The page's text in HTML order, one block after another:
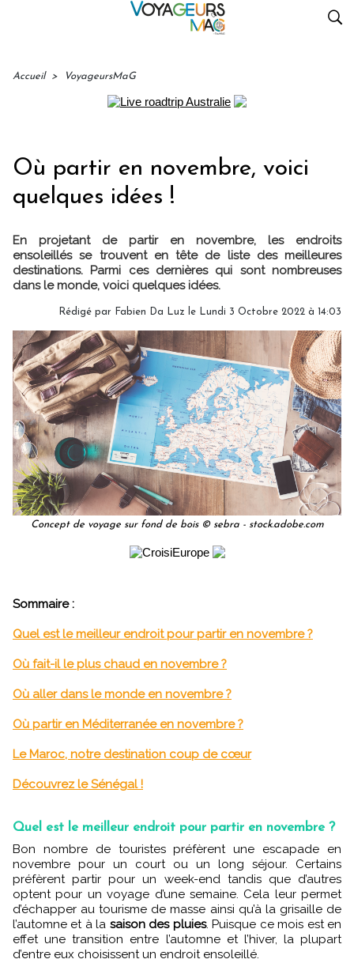
Accueil > VoyageursMaG
Où partir en novembre, voici
quelques idées !
En projetant de partir en novembre, les endroits
ensoleillés se trouvent en tête de liste des meilleures
destinations. Parmi ces dernières qui sont nombreuses
dans le monde, voici quelques idées.
Rédigé par Fabien Da Luz le Lundi 3 Octobre 2022 à 14:03
Concept de voyage sur fond de bois © sebra - stock.adobe.com
Sommaire :
Quel est le meilleur endroit pour partir en novembre ?
Où fait-il le plus chaud en novembre ?
Où aller dans le monde en novembre ?
Où partir en Méditerranée en novembre ?
Le Maroc, notre destination coup de cœur
Découvrez le Sénégal !
Quel est le meilleur endroit pour partir en novembre ?
Bon nombre de touristes préfèrent une escapade en
novembre pour un court ou un long séjour. Certains
préfèrent partir pour un week-end tandis que d’autres
optent pour un voyage d’une semaine. Cela leur permet
d’échapper au tourisme de masse ainsi qu’à la grisaille de
l’automne et à la saison des pluies. Puisque ce mois est en
effet une transition entre l’automne et l’hiver, la plupart
d’entre eux choisissent un endroit ensoleillé.